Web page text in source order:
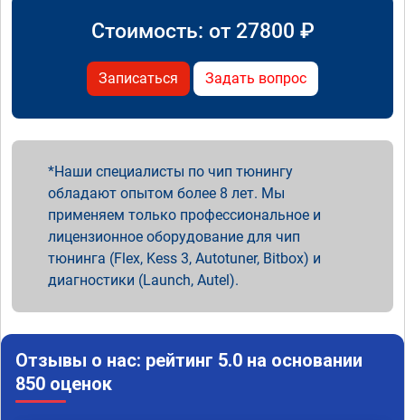
Стоимость: от 27800 ₽
Записаться Задать вопрос
Наши специалисты по чип тюнингу
обладают опытом более 8 лет. Мы
применяем только профессиональное и
лицензионное оборудование для чип
тюнинга (Flex, Kess 3, Autotuner, Bitbox) и
диагностики (Launch, Autel).
Отзывы о нас: рейтинг 5.0 на основании
850 оценок